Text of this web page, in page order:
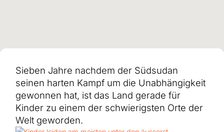
Testament und Legat
Philanthropie
Unternehmenskooperationen
Erdbeben Venezuela
Hilfe für Ukraine
Hilfe für Sudan
Hilfe für Afghanistan
Alle Nothilfe-Projekte
Jahresbericht und Finanzen
Afrika
Asien
Lateinamerika
Naher Osten und Europa
Sieben Jahre nachdem der Südsudan
seinen harten Kampf um die Unabhängigkeit
gewonnen hat, ist das Land gerade für
Kinder zu einem der schwierigsten Orte der
Welt geworden.